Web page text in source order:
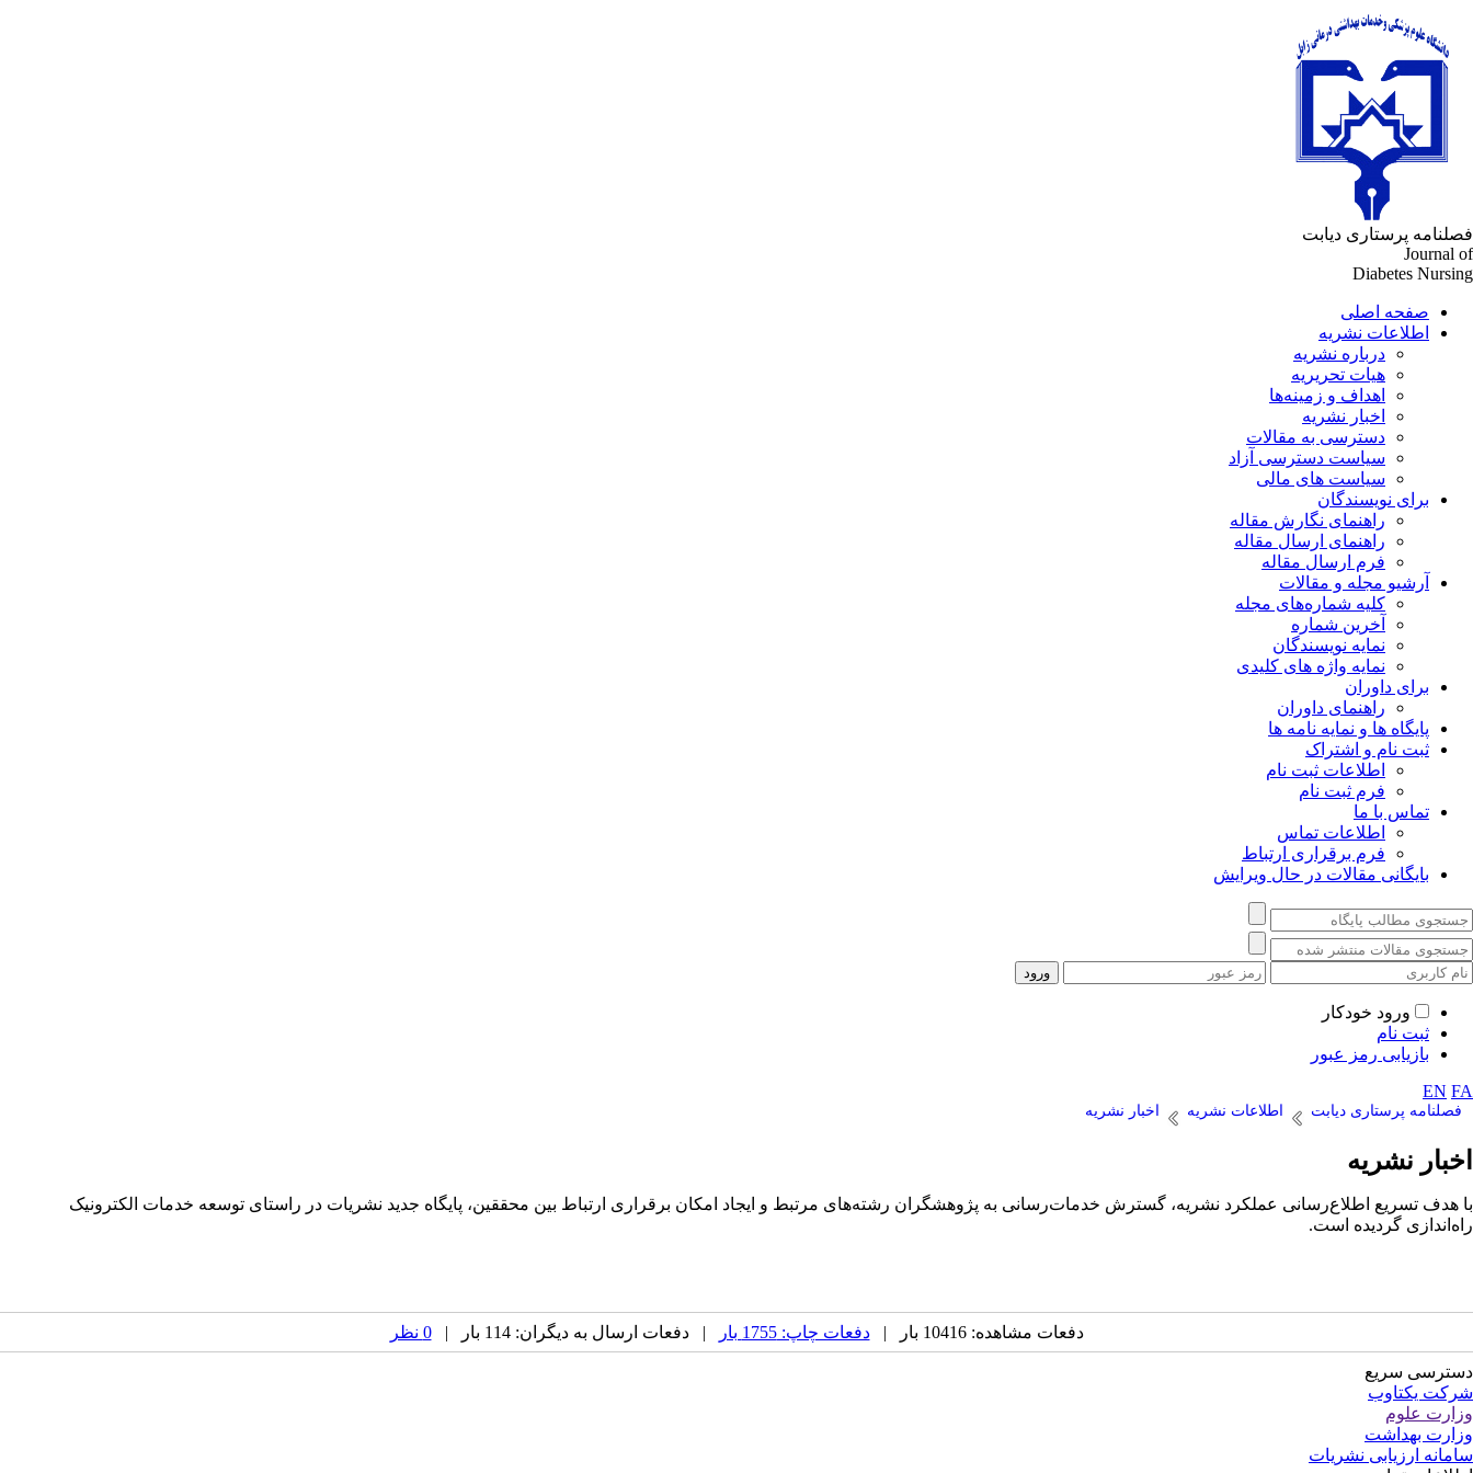
فصلنامه پرستاری دیابت
Journal of
Diabetes Nursing
صفحه اصلی
اطلاعات نشریه
درباره نشریه
هیات تحریریه
اهداف و زمینه‌ها
اخبار نشریه
دسترسی به مقالات
سیاست دسترسی آزاد
سیاست های مالی
برای نویسندگان
راهنمای نگارش مقاله
راهنمای ارسال مقاله
فرم ارسال مقاله
آرشیو مجله و مقالات
کلیه شماره‌های مجله
آخرین شماره
نمایه نویسندگان
نمایه واژه های کلیدی
برای داوران
راهنمای داوران
پایگاه ها و نمایه نامه ها
ثبت نام و اشتراک
اطلاعات ثبت نام
فرم ثبت نام
تماس با ما
اطلاعات تماس
فرم برقراری ارتباط
بایگانی مقالات در حال ویرایش
ورود خودکار
ثبت نام
بازیابی رمز عبور
EN FA
فصلنامه پرستاری دیابت اطلاعات نشریه اخبار نشریه
اخبار نشریه
با هدف تسریع اطلاع‌رسانی عملکرد نشریه، گسترش خدمات‌رسانی به پژوهشگران رشته‌های مرتبط و ایجاد امکان برقراری ارتباط بین محققین، پایگاه جدید نشریات در راستای توسعه خدمات الکترونیک
راه‌اندازی گردیده است.
دفعات مشاهده: 10416 بار | دفعات چاپ: 1755 بار | دفعات ارسال به دیگران: 114 بار | 0 نظر
دسترسی سریع
شرکت یکتاوب
وزارت علوم
وزارت بهداشت
سامانه ارزیابی نشریات